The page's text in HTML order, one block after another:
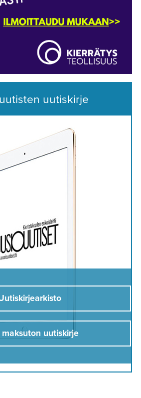
uutiskirje
maksuton uutiskirje